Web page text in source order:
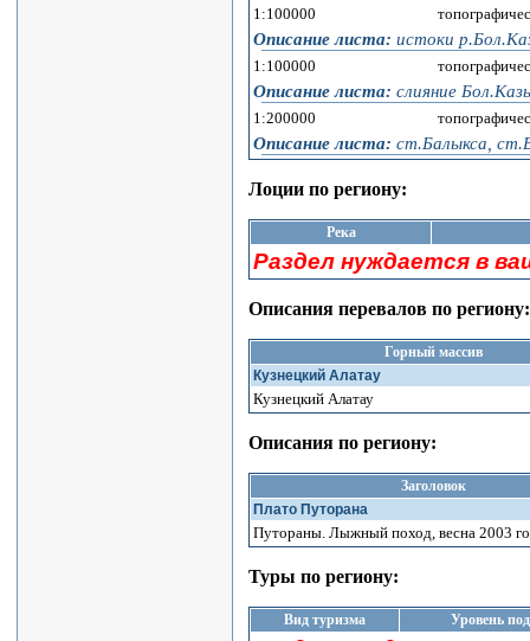
1:100000
Описание листа: истоки
1:100000
Описание листа: слияние
1:200000
Описание листа: ст.Балыкса,
Лоции по региону:
Река
Раздел нуждается в
Описания перевалов по региону:
Горный массив
Кузнецкий Алатау
Кузнецкий Алатау
Описания по региону:
Заголовок
Плато Путорана
Путораны. Лыжный поход, весна 2003
Туры по региону:
Вид туризма Уровень